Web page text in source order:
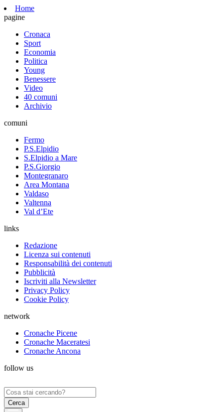
Home
pagine
Cronaca
Sport
Economia
Politica
Young
Benessere
Video
40 comuni
Archivio
comuni
Fermo
P.S.Elpidio
S.Elpidio a Mare
P.S.Giorgio
Montegranaro
Area Montana
Valdaso
Valtenna
Val d’Ete
links
Redazione
Licenza sui contenuti
Responsabilità dei contenuti
Pubblicità
Iscriviti alla Newsletter
Privacy Policy
Cookie Policy
network
Cronache Picene
Cronache Maceratesi
Cronache Ancona
follow us
Ricerca
per: